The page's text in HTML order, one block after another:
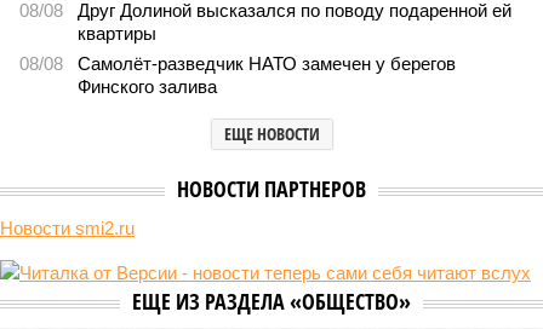
08/08
Друг Долиной высказался по поводу подаренной ей
квартиры
08/08
Самолёт-разведчик НАТО замечен у берегов
Финского залива
ЕЩЕ НОВОСТИ
НОВОСТИ ПАРТНЕРОВ
Новости smi2.ru
ЕЩЕ ИЗ РАЗДЕЛА «ОБЩЕСТВО»